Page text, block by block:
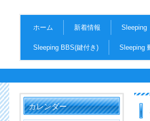
ホーム 新着情報
Sleeping BBS(鍵付き) Sleeping
カレンダー